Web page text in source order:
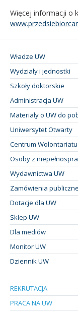
Więcej informacji o
Władze UW
Wydziały i jednostki
Szkoły doktorskie
Administracja UW
Materiały o UW do
Uniwersytet Otwarty
Centrum Wolontariatu
Osoby z
Wydawnictwa UW
Zamówienia publiczne
Dotacje dla UW
Sklep UW
Dla mediów
Monitor UW
Dziennik UW
REKRUTACJA
PRACA NA UW